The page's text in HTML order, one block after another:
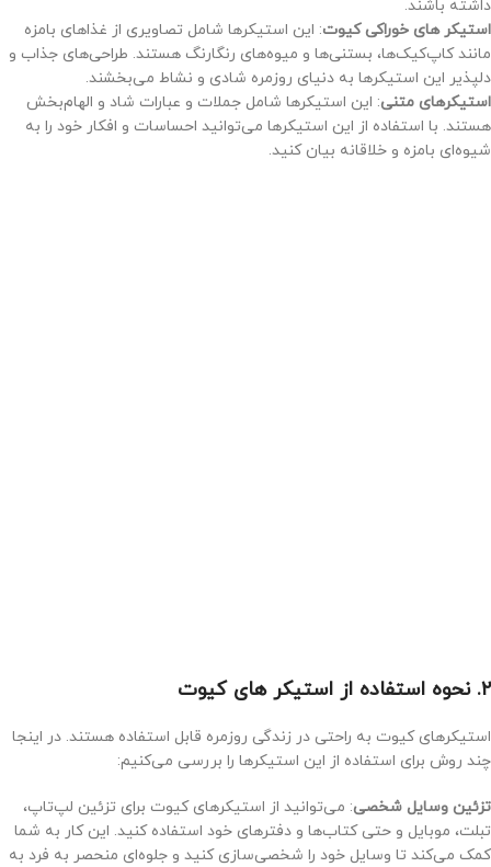
داشته باشند.
استیکر های خوراکی کیوت: این استیکرها شامل تصاویری از غذاهای بامزه
مانند کاپ‌کیک‌ها، بستنی‌ها و میوه‌های رنگارنگ هستند. طراحی‌های جذاب و
دلپذیر این استیکرها به دنیای روزمره شادی و نشاط می‌بخشند.
استیکرهای متنی: این استیکرها شامل جملات و عبارات شاد و الهام‌بخش
هستند. با استفاده از این استیکرها می‌توانید احساسات و افکار خود را به
شیوه‌ای بامزه و خلاقانه بیان کنید.
۲. نحوه استفاده از استیکر های کیوت
استیکرهای کیوت به راحتی در زندگی روزمره قابل استفاده هستند. در اینجا
چند روش برای استفاده از این استیکرها را بررسی می‌کنیم:
تزئین وسایل شخصی: می‌توانید از استیکرهای کیوت برای تزئین لپ‌تاپ،
تبلت، موبایل و حتی کتاب‌ها و دفترهای خود استفاده کنید. این کار به شما
کمک می‌کند تا وسایل خود را شخصی‌سازی کنید و جلوه‌ای منحصر به فرد به